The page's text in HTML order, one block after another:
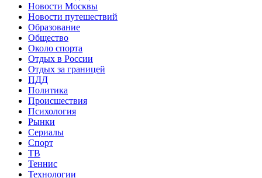
Новости Москвы
Новости путешествий
Образование
Общество
Около спорта
Отдых в России
Отдых за границей
ПДД
Политика
Происшествия
Психология
Рынки
Сериалы
Спорт
ТВ
Теннис
Технологии